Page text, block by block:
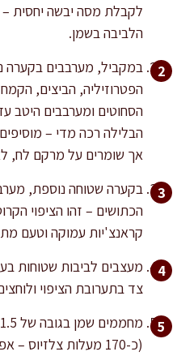
לקבלת מסה יבשה יחסית –
הלביבה בשמן.
במקביל, מערבבים בקערה
הפטרוזיליה, הביצים,
הסחוטים ומערבבים
הבלילה רכה מדי –
אך שומרים על מרקם לח,
בקערה שטוחה נוספת,
הכתושים – זהו הציפוי
קראנצ'יות עמוקה וטעם
צד בתערובת הציפוי
(כ-170 מעלות